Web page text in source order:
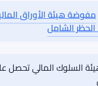
من الشركات التي
الكبار في التأمين
التنظيمية،
الشركات الصغيرة